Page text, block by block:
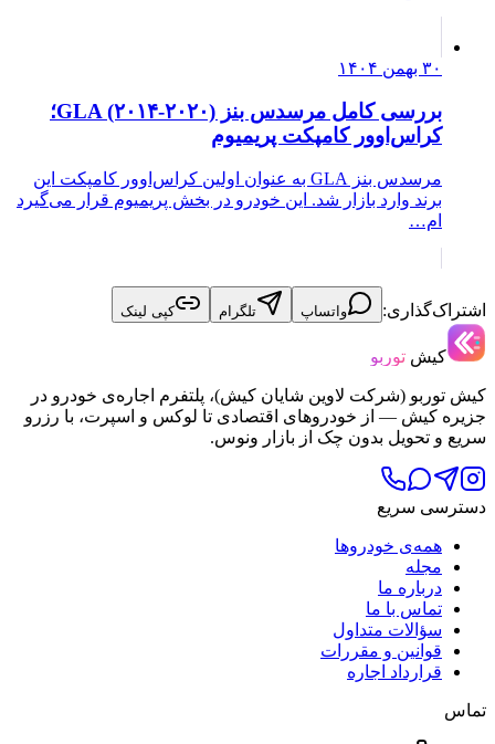
۳۰ بهمن ۱۴۰۴
بررسی کامل مرسدس بنز GLA (۲۰۱۴-۲۰۲۰)؛
کراس‌اوور کامپکت پریمیوم
مرسدس بنز GLA به عنوان اولین کراس‌اوور کامپکت این
برند وارد بازار شد. این خودرو در بخش پریمیوم قرار می‌گیرد
ام…
اشتراک‌گذاری: واتساپ تلگرام کپی لینک
کیش توربو
کیش توربو (شرکت لاوین شایان کیش)، پلتفرم اجاره‌ی خودرو در
جزیره کیش — از خودروهای اقتصادی تا لوکس و اسپرت، با رزرو
سریع و تحویل بدون چک از بازار ونوس.
دسترسی سریع
همه‌ی خودروها
مجله
درباره ما
تماس با ما
سؤالات متداول
قوانین و مقررات
قرارداد اجاره
تماس